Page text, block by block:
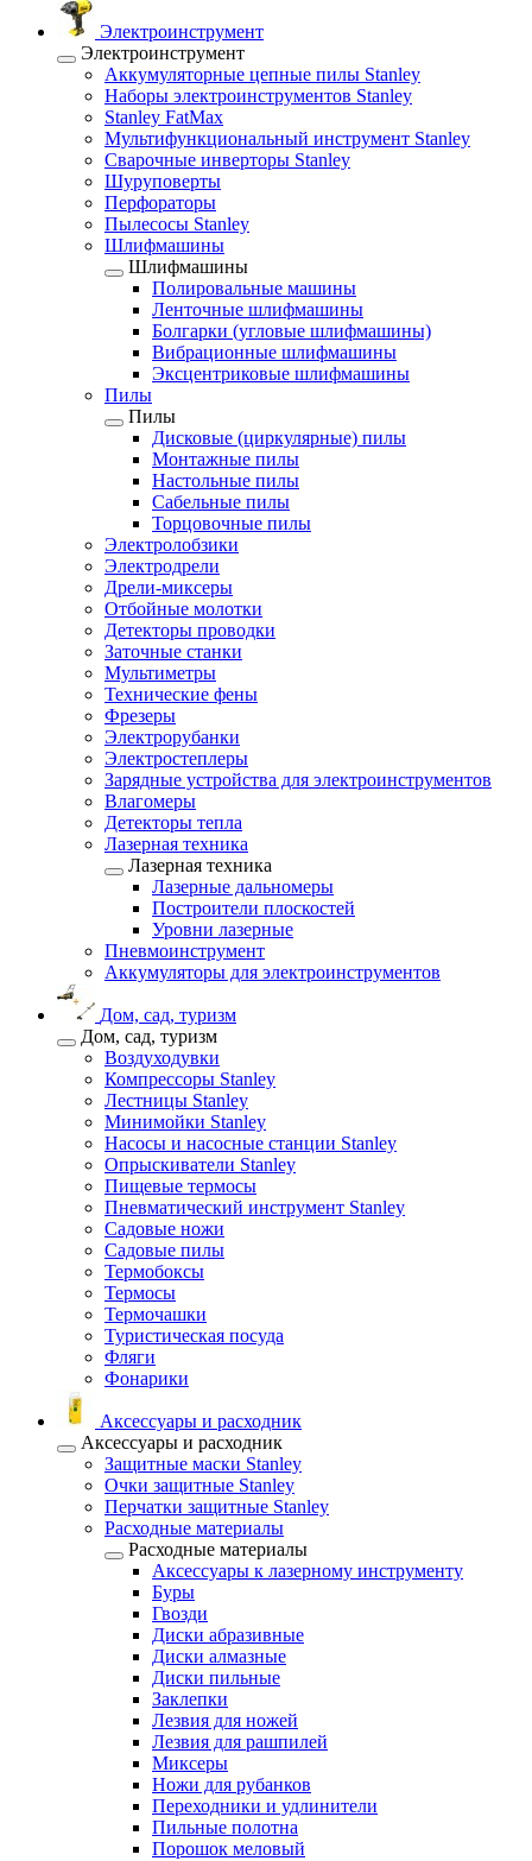
Электроинструмент
Электроинструмент
Аккумуляторные цепные пилы Stanley
Наборы электроинструментов Stanley
Stanley FatMax
Мультифункциональный инструмент Stanley
Сварочные инверторы Stanley
Шуруповерты
Перфораторы
Пылесосы Stanley
Шлифмашины
Шлифмашины
Полировальные машины
Ленточные шлифмашины
Болгарки (угловые шлифмашины)
Вибрационные шлифмашины
Эксцентриковые шлифмашины
Пилы
Пилы
Дисковые (циркулярные) пилы
Монтажные пилы
Настольные пилы
Сабельные пилы
Торцовочные пилы
Электролобзики
Электродрели
Дрели-миксеры
Отбойные молотки
Детекторы проводки
Заточные станки
Мультиметры
Технические фены
Фрезеры
Электрорубанки
Электростеплеры
Зарядные устройства для электроинструментов
Влагомеры
Детекторы тепла
Лазерная техника
Лазерная техника
Лазерные дальномеры
Построители плоскостей
Уровни лазерные
Пневмоинструмент
Аккумуляторы для электроинструментов
Дом, сад, туризм
Дом, сад, туризм
Воздуходувки
Компрессоры Stanley
Лестницы Stanley
Минимойки Stanley
Насосы и насосные станции Stanley
Опрыскиватели Stanley
Пищевые термосы
Пневматический инструмент Stanley
Садовые ножи
Садовые пилы
Термобоксы
Термосы
Термочашки
Туристическая посуда
Фляги
Фонарики
Аксессуары и расходник
Аксессуары и расходник
Защитные маски Stanley
Очки защитные Stanley
Перчатки защитные Stanley
Расходные материалы
Расходные материалы
Аксессуары к лазерному инструменту
Буры
Гвозди
Диски абразивные
Диски алмазные
Диски пильные
Заклепки
Лезвия для ножей
Лезвия для рашпилей
Миксеры
Ножи для рубанков
Переходники и удлинители
Пильные полотна
Порошок меловый